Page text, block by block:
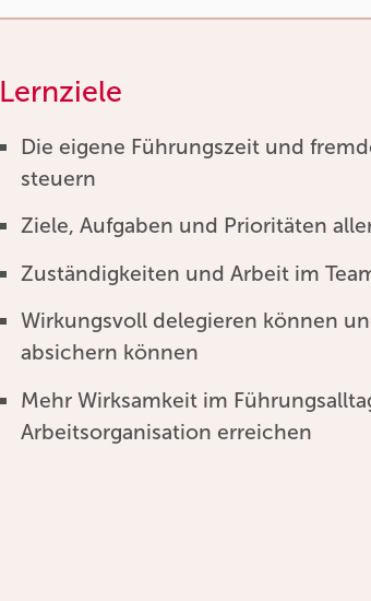
Lernziele
Die eigene Führungszeit und
steuern
Ziele, Aufgaben und Prioritäten
Zuständigkeiten und Arbeit im
Wirkungsvoll delegieren können
absichern können
Mehr Wirksamkeit im
Arbeitsorganisation erreichen